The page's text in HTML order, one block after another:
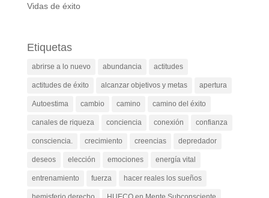
Vidas de éxito
Etiquetas
abrirse a lo nuevo abundancia actitudes
actitudes de éxito alcanzar objetivos y metas apertura
Autoestima cambio camino camino del éxito
canales de riqueza conciencia conexión confianza
consciencia. crecimiento creencias depredador
deseos elección emociones energía vital
entrenamiento fuerza hacer reales los sueños